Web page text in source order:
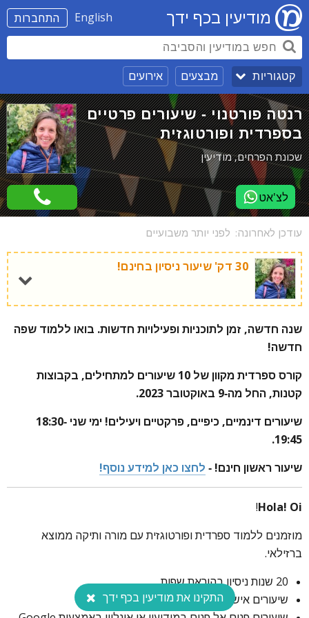
התחברות English מודיעין בכף ידך
קטגוריות מבצעים אירועים
רנטה פורטנוי - שיעורים פרטיים
בספרדית ופורטוגזית
שכונת הפרחים, מודיעין
לצ'אט
עודכן לאחרונה: לפני יותר משבועיים
30 דק' שיעור ניסיון בחינם!
שנה חדשה, זמן לתוכניות ופעילויות חדשות. בואו ללמוד שפה
חדשה!
קורס ספרדית מקוון של 10 שיעורים למתחילים, בקבוצות
קטנות, החל מה-9 באוקטובר 2023.
שיעורים דינמיים, כיפיים, פרקטיים ויעילים! ימי שני 18:30-
19:45.
שיעור ראשון חינם! - לחצו כאן למידע נוסף!
Hola! Oi
!
מוזמנים ללמוד ספרדית ופורטוגזית עם מורה ותיקה ממוצא
ברזילאי.
20 שנות ניסיון בהוראת שפות
שיעורים אישיים או לקבוצות וחברות
התקינו את מודיעין בכף ידך